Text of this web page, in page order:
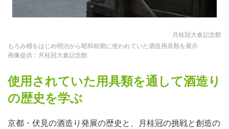
月桂冠大倉記念館
もろみ桶をはじめ明治から昭和前期に使われていた酒造用具類を展示
画像提供：月桂冠大倉記念館
使用されていた用具類を通して酒造り
の歴史を学ぶ
京都・伏見の酒造り発展の歴史と、月桂冠の挑戦と創造の